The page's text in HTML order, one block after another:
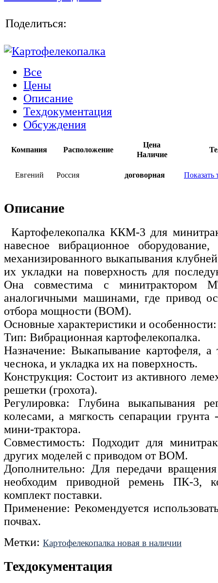
Поделиться:
Все
Цены
Описание
Техдокументация
Обсуждения
Компания Расположение
Цена
Наличие
Евгений Россия договорная Показать
Описание
Картофелекопалка ККМ-3 для
навесное вибрационное оборудование,
механизированного выкапывания
их укладки на поверхность для
Она совместима с минитрактором
аналогичными машинами, где привод
отбора мощности (ВОМ).
Основные характеристики и особенности:
Тип: Вибрационная картофелекопалка.
Назначение: Выкапывание картофеля,
чеснока, и укладка их на поверхность.
Конструкция: Состоит из активного
решетки (грохота).
Регулировка: Глубина выкапывания
колесами, а мягкость сепарации грунта
мини-трактора.
Совместимость: Подходит для
других моделей с приводом от ВОМ.
Дополнительно: Для передачи
необходим приводной ремень ПК-3,
комплект поставки.
Применение: Рекомендуется
почвах.
Метки: Картофелекопалка новая в наличии
Техдокументация